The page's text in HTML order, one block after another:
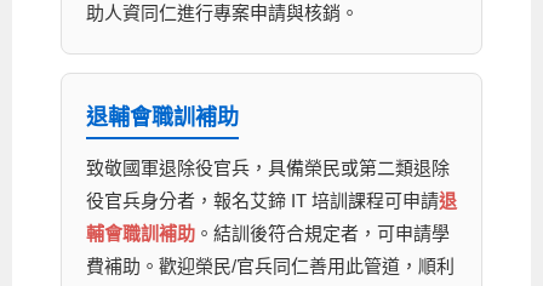
助人資同仁進行專案申請與核銷。
退輔會職訓補助
致敬國軍退除役官兵，具備榮民或第二類退除
役官兵身分者，報名艾鍗 IT 培訓課程可申請退
輔會職訓補助 。結訓後符合規定者，可申請學
費補助。歡迎榮民/官兵同仁善用此管道，順利